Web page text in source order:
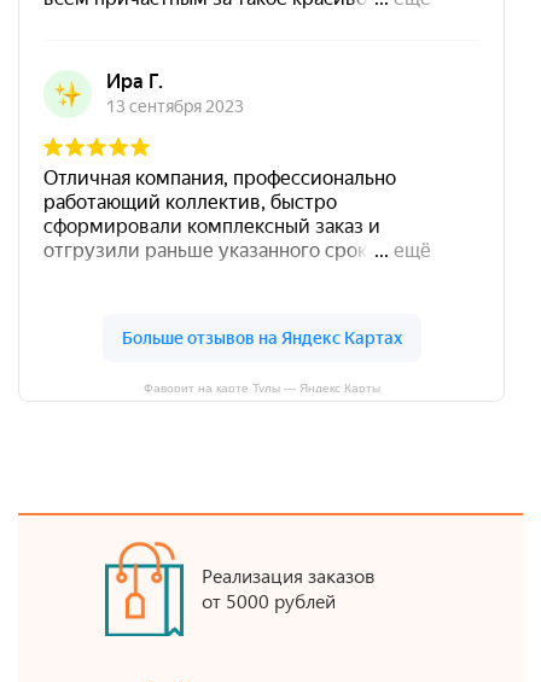
Фаворит на карте Тулы — Яндекс Карты
Реализация заказов
от 5000 рублей